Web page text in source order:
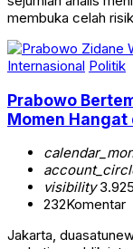
membuka celah
Internasional Politik
Prabowo
Momen Hangat
visibility3.925
232Komentar
Jakarta,